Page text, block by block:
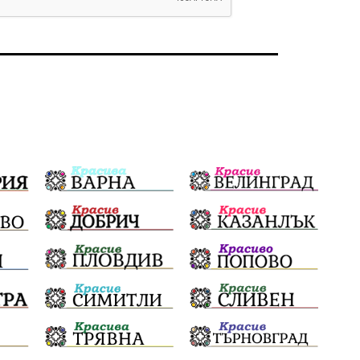
система еврозона
родолюбци история с.Неофит Рилски
правителство народ
подкрепа ВМЗ Варна
среща решения